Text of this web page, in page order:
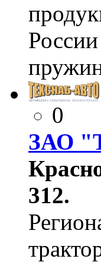
0
ЗАО
312.